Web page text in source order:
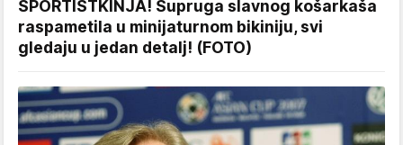
SPORTISTKINJA! Supruga slavnog košarkaša
raspametila u minijaturnom bikiniju, svi
gledaju u jedan detalj! (FOTO)